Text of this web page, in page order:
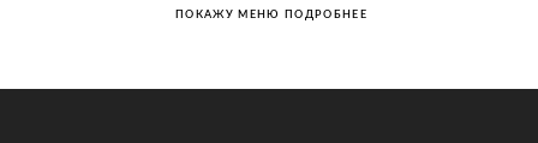
ПОКАЖУ МЕНЮ ПОДРОБНЕЕ